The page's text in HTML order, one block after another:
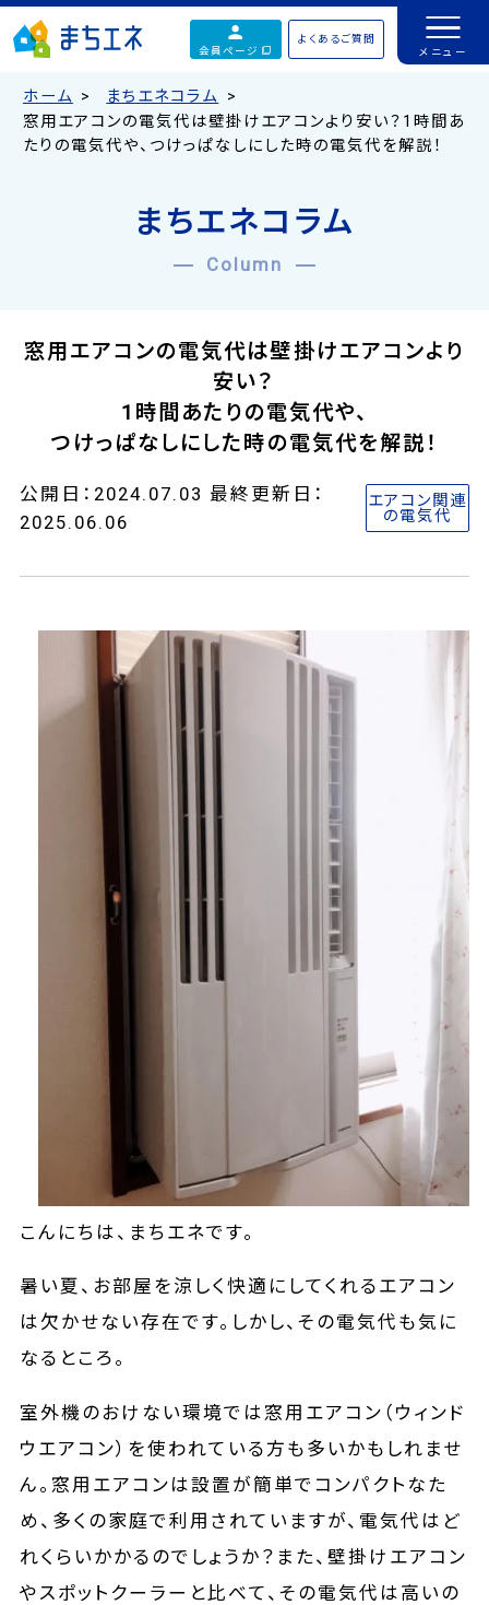
会員ページ
よくあるご質問
ホーム
まちエネコラム
窓用エアコンの電気代は壁掛けエアコンより安い？1時間あ
たりの電気代や、つけっぱなしにした時の電気代を解説！
まちエネコラム
Column
窓用エアコンの電気代は壁掛けエアコンより
安い？
1時間あたりの電気代や、
つけっぱなしにした時の電気代を解説！
公開日：2024.07.03 最終更新日：
2025.06.06
エアコン関連
の電気代
こんにちは、まちエネです。
暑い夏、お部屋を涼しく快適にしてくれるエアコン
は欠かせない存在です。しかし、その電気代も気に
なるところ。
室外機のおけない環境では窓用エアコン（ウィンド
ウエアコン）を使われている方も多いかもしれませ
ん。窓用エアコンは設置が簡単でコンパクトなた
め、多くの家庭で利用されていますが、電気代はど
れくらいかかるのでしょうか？また、壁掛けエアコン
やスポットクーラーと比べて、その電気代は高いの